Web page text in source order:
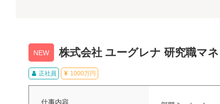
NEW 株式会社 ユーグレナ 研究職マ
正社員 1000万円
仕事内容